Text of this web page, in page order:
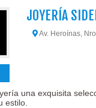
JOYERÍA
Av. Heroínas,
una exquisita
estilo.